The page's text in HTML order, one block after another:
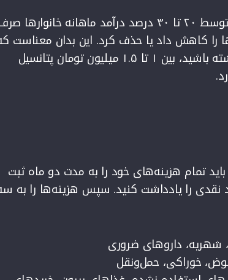
تحقیقات نشان می‌دهد که به طور متوسط ۲۰ تا ۳۰ درصد درآمد ماهانه خانوارها
کاهش داد یا حذف کرد. این بدان معناست
اگر ماهانه ۵ میلیون تومان درآمد داشته باشید، بین ۱ تا ۱.۵ میلیون تومان پتانسیل
باید تمام هزینه‌های خود را به مدت دو ماه ثبت
نقدی را یادداشت کنید. سپس هزینه‌ها را به
شهریه، داروهای ضروری
خوراکی، حمل‌ونقل